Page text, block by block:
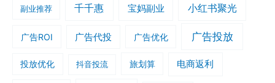
副业推荐 千千惠 宝妈副业 小红书聚光
广告ROI 广告代投 广告优化 广告投放
投放优化 抖音投流 旅划算 电商返利